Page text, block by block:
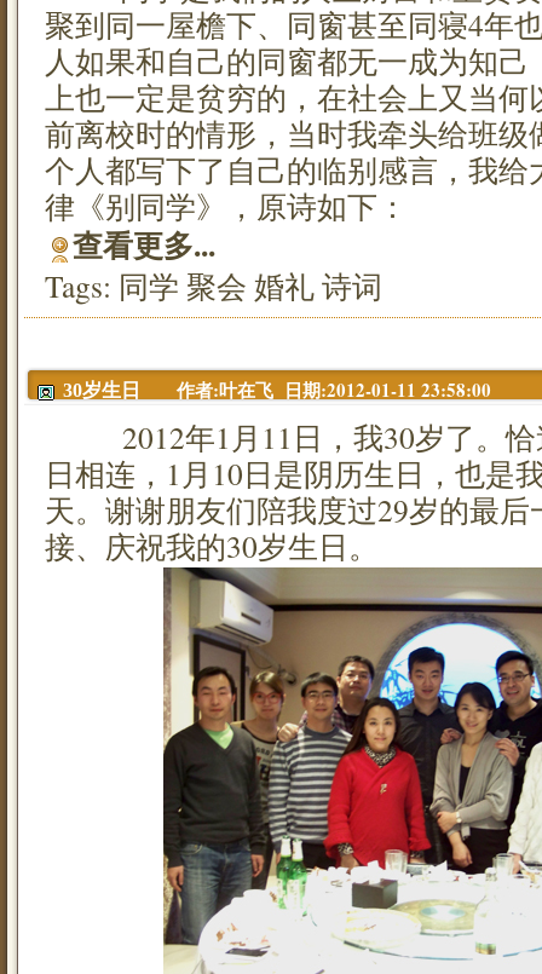
聚到同一屋檐下、同窗甚至同寝4年
人如果和自己的同窗都无一成为知
上也一定是贫穷的，在社会上又当
前离校时的情形，当时我牵头给班
个人都写下了自己的临别感言，我
律《别同学》，原诗如下：
查看更多...
Tags: 同学 聚会 婚礼诗词
30岁生日 作者:叶在飞 日期:2012-01-11 23:58:00
2012年1月11日，我30岁了。恰
日相连，1月10日是阴历生日，也是
天。谢谢朋友们陪我度过29岁的最
接、庆祝我的30岁生日。